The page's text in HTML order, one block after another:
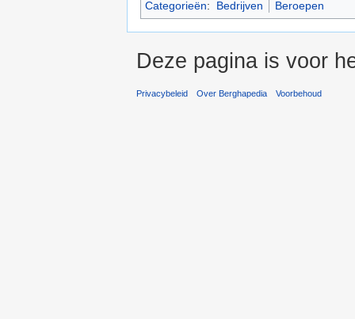
Categorieën: Bedrijven Beroepen
Deze pagina is voor
Privacybeleid Over Berghapedia Voorbehoud